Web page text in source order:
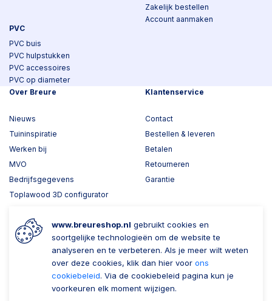
PVC
PVC buis
PVC hulpstukken
PVC accessoires
PVC op diameter
Zakelijk bestellen
Account aanmaken
Over Breure
Nieuws
Tuininspiratie
Werken bij
MVO
Bedrijfsgegevens
Toplawood 3D configurator
Klantenservice
Contact
Bestellen & leveren
Betalen
Retourneren
Garantie
Wil je ons volgen? Zaken doen met Breure
Zakelijk bestellen
Account aanmaken
www.breureshop.nl gebruikt cookies en
soortgelijke technologieën om de website te
analyseren en te verbeteren. Als je meer wilt weten
over deze cookies, klik dan hier voor ons
cookiebeleid. Via de cookiebeleid pagina kun je
voorkeuren elk moment wijzigen.